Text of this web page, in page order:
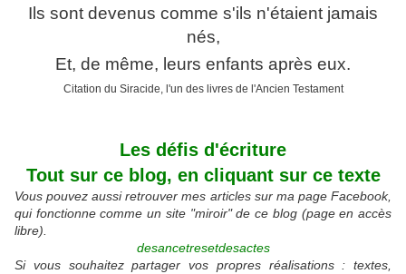
Ils sont devenus comme s'ils n'étaient jamais
nés,
Et, de même, leurs enfants après eux.
Citation du Siracide, l'un des livres de l'Ancien Testament
Les défis d'écriture
Tout sur ce blog, en cliquant sur ce texte
Vous pouvez aussi retrouver mes articles sur ma page Facebook,
qui fonctionne comme un site "miroir" de ce blog (page en accès
libre).
desancetresetdesactes
Si vous souhaitez partager vos propres réalisations : textes,